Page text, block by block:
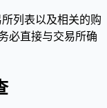
列表以及相关的购
必直接与交易所确